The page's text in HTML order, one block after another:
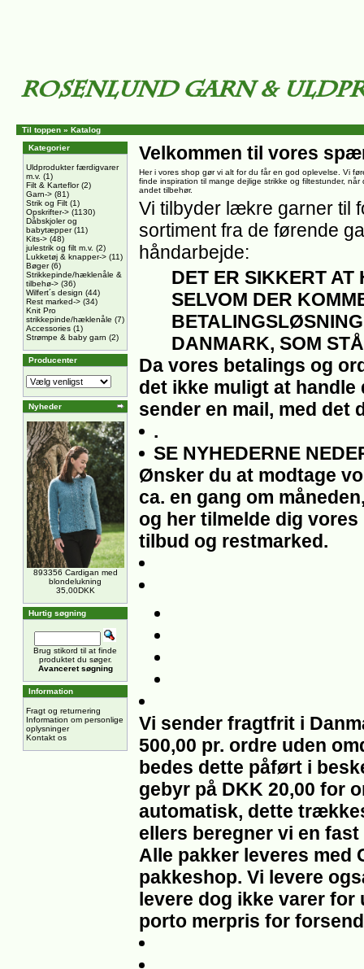
Til toppen » Katalog
Kategorier
Uldprodukter færdigvarer
m.v. (1)
Filt & Karteflor(2)
Garn-> (81)
Strik og Filt (1)
Opskrifter-> (1130)
Dåbskjoler og
babytæpper(11)
Kits-> (48)
julestrik og filt m.v. (2)
Lukketøj & knapper-> (11)
Bøger(6)
Strikkepinde/hæklenåle &
tilbehø-> (36)
Wilfert´s design (44)
Rest marked-> (34)
Knit Pro
strikkepinde/hæklenåle (7)
Accessories (1)
Strømpe & baby garn (2)
Producenter
Nyheder
893356 Cardigan med
blondelukning
35,00DKK
Hurtig søgning
Brug stikord til at finde
produktet du søger.
Avanceret søgning
Information
Fragt og returnering
Information om personlige
oplysninger
Kontakt os
Velkommen til vores
Her i vores shop gør vi alt for du får en god oplevelse. Vi
finde inspiration til mange dejlige strikke og filtestunder,
andet tilbehør.
Vi tilbyder lækre garner til
sortiment fra de førende
håndarbejde:
DET ER SIKKERT
SELVOM DER
DANMARK, SOM
Da vores betalings og
det ikke muligt at
sender en mail, med det
.
SE NYHEDERNE
Ønsker du at modtage
ca. en gang om
og her tilmelde dig
tilbud og restmarked.
Vi sender fragtfrit i
500,00 pr. ordre uden
bedes dette påført i
gebyr på DKK 20,00 for
automatisk, dette
ellers beregner vi en
Alle pakker leveres med
pakkeshop. Vi levere
levere dog ikke varer for
porto merpris for